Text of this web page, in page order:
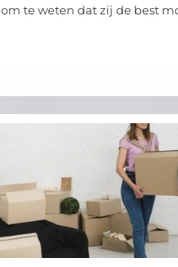
te weten dat zij de best